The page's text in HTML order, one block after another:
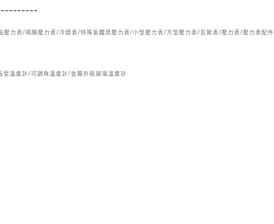
力表/隔膜壓力表/冷媒表/特殊氣體用壓力表/小型壓力表/方型壓力表/瓦斯表/壓力表/壓力表配件
溫度計/可調角溫度計/金屬外殼玻璃溫度計